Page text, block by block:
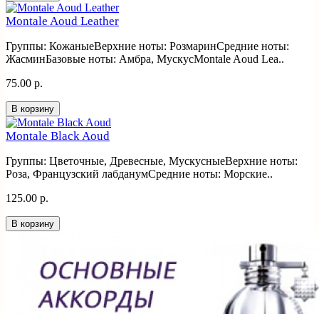
Montale Aoud Leather
Группы: КожаныеВерхние ноты: РозмаринСредние ноты:
ЖасминБазовые ноты: Амбра, МускусMontale Aoud Lea..
75.00 р.
В корзину
Montale Black Aoud
Группы: Цветочные, Древесные, МускусныеВерхние ноты:
Роза, Французский лабданумСредние ноты: Морские..
125.00 р.
В корзину